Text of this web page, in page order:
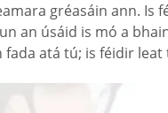
gréasáin ann.
an úsáid is mó a
atá tú; is féidir